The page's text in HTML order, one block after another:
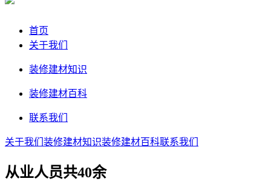
首页
关于我们
装修建材知识
装修建材百科
联系我们
关于我们 装修建材知识装修建材百科联系我们
从业人员共40余